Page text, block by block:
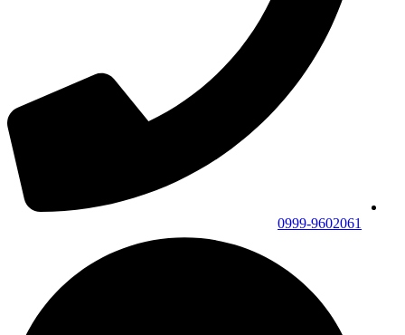
0999-9602061